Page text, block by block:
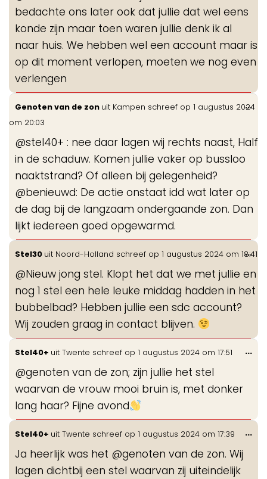
bedachte ons later ook dat jullie dat wel eens
konde zijn maar toen waren jullie denk ik al
naar huis. We hebben wel een account maar is
op dit moment verlopen, moeten we nog even
verlengen
Genoten van de zon uit Kampen schreef op 1 augustus 2024
om 20:03
@stel40+ : nee daar lagen wij rechts naast, Half
in de schaduw. Komen jullie vaker op bussloo
naaktstrand? Of alleen bij gelegenheid?
@benieuwd: De actie onstaat idd wat later op
de dag bij de langzaam ondergaande zon. Dan
lijkt iedereen goed opgewarmd.
...
Stel30 uit Noord-Holland schreef op 1 augustus 2024 om 18:41
@Nieuw jong stel. Klopt het dat we met jullie en
nog 1 stel een hele leuke middag hadden in het
bubbelbad? Hebben jullie een sdc account?
Wij zouden graag in contact blijven.
...
Stel40+ uit Twente schreef op 1 augustus 2024 om 17:51
@genoten van de zon; zijn jullie het stel
waarvan de vrouw mooi bruin is, met donker
lang haar? Fijne avond
...
Stel40+ uit Twente schreef op 1 augustus 2024 om 17:39
Ja heerlijk was het @genoten van de zon. Wij
lagen dichtbij een stel waarvan zij uiteindelijk
...